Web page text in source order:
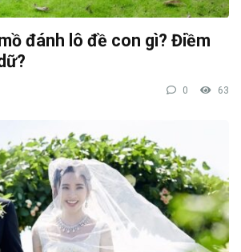
đánh lô đề con gì? Điềm
0 63